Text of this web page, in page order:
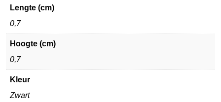
Lengte (cm)
0,7
Hoogte (cm)
0,7
Kleur
Zwart